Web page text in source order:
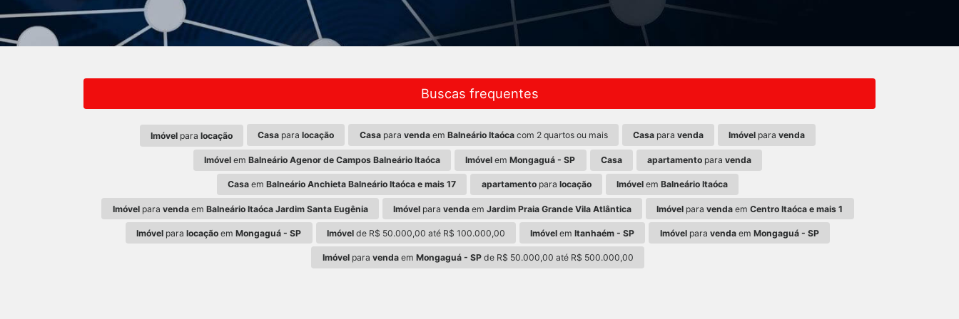
Buscas frequentes
Imóvelpara locação Casa paralocação Casapara vendaem Balneário Itaócacom 2 quartos ou mais Casapara venda Imóvel paravenda
Imóvelem Balneário Agenor de Campos Balneário Itaóca Imóvel emMongaguá - SP Casa apartamento paravenda
Casa emBalneário Anchieta Balneário Itaóca e mais 17 apartamentopara locação Imóvelem Balneário Itaóca
Imóvelpara vendaem Balneário Itaóca Jardim Santa Eugênia Imóvel para venda em Jardim Praia Grande Vila Atlântica Imóvel paravenda emCentro Itaóca e mais 1
Imóvel paralocação emMongaguá - SP Imóvelde R$ 50.000,00 até R$ 100.000,00 Imóvel emItanhaém - SP Imóvelpara vendaem Mongaguá - SP
Imóvelpara vendaem Mongaguá - SPde R$ 50.000,00 até R$ 500.000,00